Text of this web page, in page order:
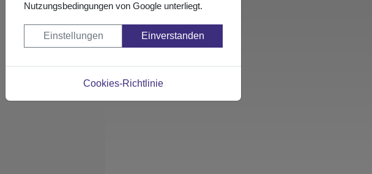
Nutzungsbedingungen von Google unterliegt.
Einstellungen Einverstanden
Cookies-Richtlinie